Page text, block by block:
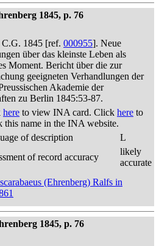
1845, p. 76
C.G. 1845 [ref. 000955]. Neue
über das kleinste Leben als
Moment. Bericht über die zur
geeigneten Verhandlungen der
Akademie der
zu Berlin 1845:53-87.
here to view INA card. Click here to
this name in the INA website.
of description
L
of record accuracy
likely
accurate
(Ehrenberg) Ralfs in
1845, p. 76